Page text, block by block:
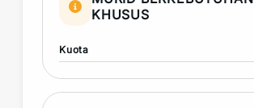
KHUSUS
Kuota